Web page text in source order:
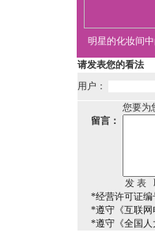
明星的化妆间
请发表您的看法
用户：
您要为
留言：
*经营许可证编
*遵守《互联网
*遵守《全国人